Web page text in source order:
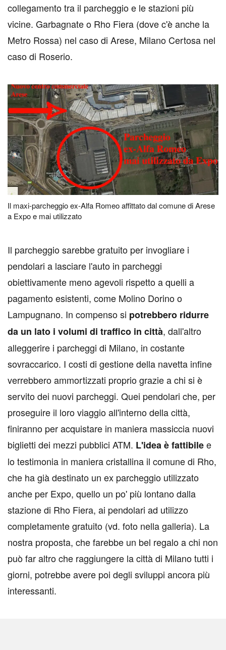
collegamento tra il parcheggio e le stazioni più
vicine. Garbagnate o Rho Fiera (dove c'è anche la
Metro Rossa) nel caso di Arese, Milano Certosa nel
caso di Roserio.
Il maxi-parcheggio ex-Alfa Romeo affittato dal comune di Arese
a Expo e mai utilizzato
Il parcheggio sarebbe gratuito per invogliare i
pendolari a lasciare l'auto in parcheggi
obiettivamente meno agevoli rispetto a quelli a
pagamento esistenti, come Molino Dorino o
Lampugnano. In compenso si potrebbero ridurre
da un lato i volumi di traffico in città, dall'altro
alleggerire i parcheggi di Milano, in costante
sovraccarico. I costi di gestione della navetta infine
verrebbero ammortizzati proprio grazie a chi si è
servito dei nuovi parcheggi. Quei pendolari che, per
proseguire il loro viaggio all'interno della città,
finiranno per acquistare in maniera massiccia nuovi
biglietti dei mezzi pubblici ATM. L'idea è fattibilee
lo testimonia in maniera cristallina il comune di Rho,
che ha già destinato un ex parcheggio utilizzato
anche per Expo, quello un po' più lontano dalla
stazione di Rho Fiera, ai pendolari ad utilizzo
completamente gratuito (vd. foto nella galleria). La
nostra proposta, che farebbe un bel regalo a chi non
può far altro che raggiungere la città di Milano tutti i
giorni, potrebbe avere poi degli sviluppi ancora più
interessanti.